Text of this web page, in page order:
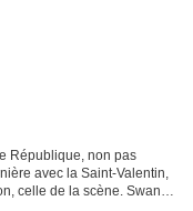
République, non pas
avec la Saint-Valentin,
celle de la scène. Swann